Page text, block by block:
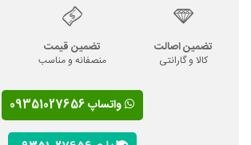
تضمین اصالت
کالا و گارانتی
تضمین قیمت
منصفانه و مناسب
واتساپ 09351027656